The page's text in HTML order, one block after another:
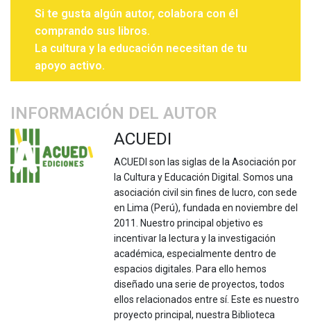
Si te gusta algún autor, colabora con él
comprando sus libros.
La cultura y la educación necesitan de tu
apoyo activo.
INFORMACIÓN DEL AUTOR
ACUEDI
ACUEDI son las siglas de la Asociación por
la Cultura y Educación Digital. Somos una
asociación civil sin fines de lucro, con sede
en Lima (Perú), fundada en noviembre del
2011. Nuestro principal objetivo es
incentivar la lectura y la investigación
académica, especialmente dentro de
espacios digitales. Para ello hemos
diseñado una serie de proyectos, todos
ellos relacionados entre sí. Este es nuestro
proyecto principal, nuestra Biblioteca